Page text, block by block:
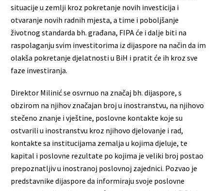
situacije u zemlji kroz pokretanje novih investicija i
otvaranje novih radnih mjesta, a time i poboljšanje
životnog standarda bh. građana, FIPA će i dalje biti na
raspolaganju svim investitorima iz dijaspore na način da im
olakša pokretanje djelatnosti u BiH i pratit će ih kroz sve
faze investiranja.
Direktor Milinić se osvrnuo na značaj bh. dijaspore, s
obzirom na njihov značajan broj u inostranstvu, na njihovo
stečeno znanje i vještine, poslovne kontakte koje su
ostvarili u inostranstvu kroz njihovo djelovanje i rad,
kontakte sa institucijama zemalja u kojima djeluje, te
kapital i poslovne rezultate po kojima je veliki broj postao
prepoznatljiv u inostranoj poslovnoj zajednici. Pozvao je
predstavnike dijaspore da informiraju svoje poslovne